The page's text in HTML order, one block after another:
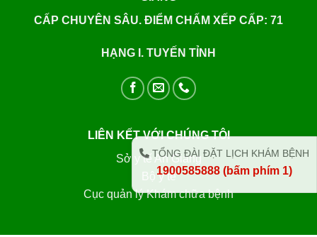
CẤP CHUYÊN SÂU. ĐIỂM CHẤM XẾP CẤP: 71
HẠNG I. TUYẾN TỈNH
LIÊN KẾT VỚI CHÚNG TÔI
Sở y tế An Giang
Bộ y tế
Cục quản lý Khám chữa bệnh
TỔNG ĐÀI ĐẶT LỊCH KHÁM BỆNH
1900585888 (bấm phím 1)